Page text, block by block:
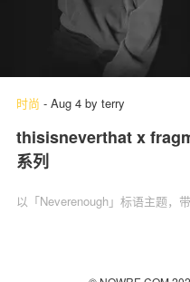
时尚 - Aug 4 by terry
thisisneverthat x
系列
以「Neverenough」标语主题，